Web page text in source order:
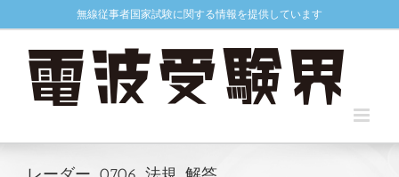
to
無線従事者国家試験に関する情報を提供しています